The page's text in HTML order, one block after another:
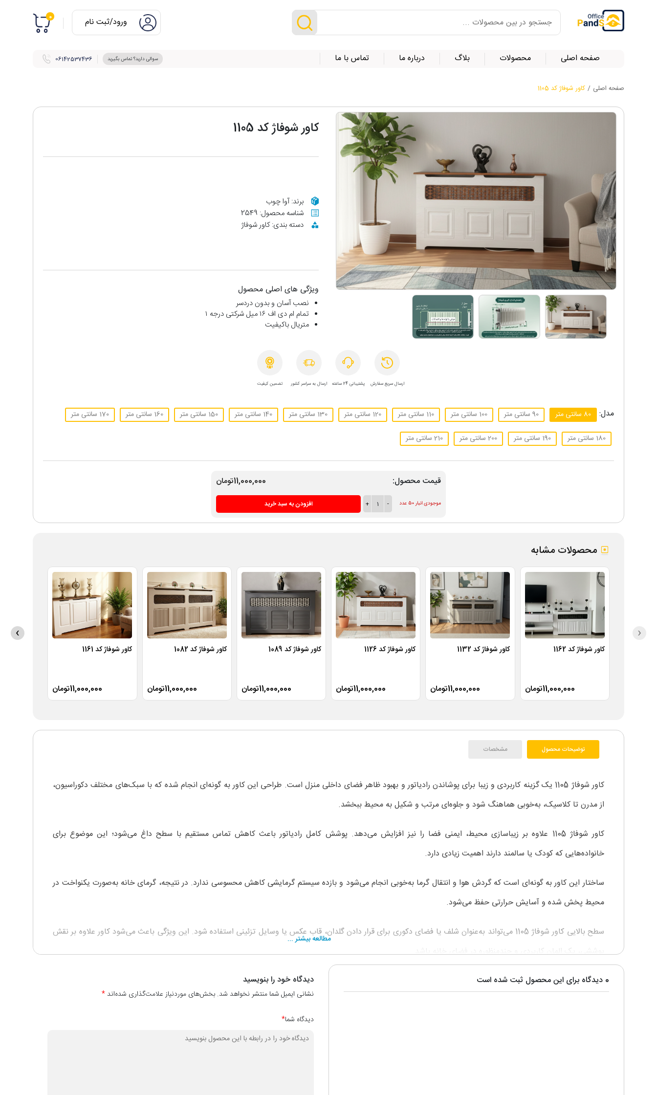
0 ورود/ثبت نام
صفحه اصلی محصولات بلاگ درباره ما تماس با ما 06142537436 سوالی دارید؟ تماس بگیرید
صفحه اصلی / کاور شوفاژ کد 1105
کاور شوفاژ کد 1105
برند: آوا چوب
شناسه محصول: 2549
دسته بندی: کاور شوفاژ
ویژگی های اصلی محصول
نصب آسان و بدون دردسر
تمام ام دی اف ۱۶ میل شرکتی درجه ۱
متریال باکیفیت
ارسال سریع سفارش پشتیبانی 24 ساعته ارسال به سراسر کشور تضمین کیفیت
مدل: 80 سانتی متر 90 سانتی متر 100 سانتی متر 110 سانتی متر 120 سانتی متر 130 سانتی متر 140 سانتی متر 150 سانتی متر 160 سانتی متر 170 سانتی متر
180 سانتی متر 190 سانتی متر 200 سانتی متر 210 سانتی متر
قیمت محصول: 11,000,000تومان
موجودی انبار 50 عدد -
1
+ افزودن به سبد خرید
محصولات مشابه
کاور شوفاژ کد 1162
11,000,000تومان
کاور شوفاژ کد 1132
11,000,000تومان
کاور شوفاژ کد 1126
11,000,000تومان
کاور شوفاژ کد 1089
11,000,000تومان
کاور شوفاژ کد 1082
11,000,000تومان
کاور شوفاژ کد 1161
11,000,000تومان
‹
›
توضیحات محصول مشخصات
کاور شوفاژ 1105 یک گزینه کاربردی و زیبا برای پوشاندن رادیاتور و بهبود ظاهر فضای داخلی منزل است. طراحی این کاور به گونه‌ای انجام شده که با سبک‌های مختلف دکوراسیون،
از مدرن تا کلاسیک، به‌خوبی هماهنگ شود و جلوه‌ای مرتب و شکیل به محیط ببخشد.
کاور شوفاژ 1105 علاوه بر زیباسازی محیط، ایمنی فضا را نیز افزایش می‌دهد. پوشش کامل رادیاتور باعث کاهش تماس مستقیم با سطح داغ می‌شود؛ این موضوع برای
خانواده‌هایی که کودک یا سالمند دارند اهمیت زیادی دارد.
ساختار این کاور به گونه‌ای است که گردش هوا و انتقال گرما به‌خوبی انجام می‌شود و بازده سیستم گرمایشی کاهش محسوسی ندارد. در نتیجه، گرمای خانه به‌صورت یکنواخت در
محیط پخش شده و آسایش حرارتی حفظ می‌شود.
سطح بالایی کاور شوفاژ 1105 می‌تواند به‌عنوان شلف یا فضای دکوری برای قرار دادن گلدان، قاب عکس یا وسایل تزئینی استفاده شود. این ویژگی باعث می‌شود کاور علاوه بر نقش
پوششی، یک المان کاربردی و چندمنظوره در فضای خانه باشد.
این محصول به‌صورت سفارشی ساخته می‌شود و امکان انتخاب ابعاد (طول، عمق، ارتفاع) و رنگ متناسب با اندازه رادیاتور و سبک دکوراسیون منزل شما وجود دارد. نصب آن نیز
مطالعه بیشتر ...
0 دیدگاه برای این محصول ثبت شده است دیدگاه خود را بنویسید
نشانی ایمیل شما منتشر نخواهد شد. بخش‌های موردنیاز علامت‌گذاری شده‌اند*
دیدگاه شما*